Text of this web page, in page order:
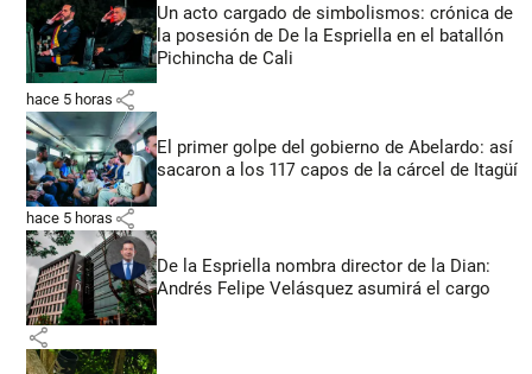
Un acto cargado de simbolismos: crónica de
la posesión de De la Espriella en el batallón
Pichincha de Cali
hace 5 horas share
El primer golpe del gobierno de Abelardo: así
sacaron a los 117 capos de la cárcel de Itagüí
hace 5 horas share
De la Espriella nombra director de la Dian:
Andrés Felipe Velásquez asumirá el cargo
share